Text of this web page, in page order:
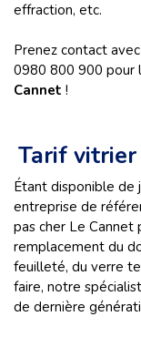
effraction, etc.
Prenez contact
0980 800 900 pour
Cannet !
Tarif
Étant disponible de
entreprise de
pas cher Le
remplacement du
feuilleté, du verre
faire, notre
de dernière